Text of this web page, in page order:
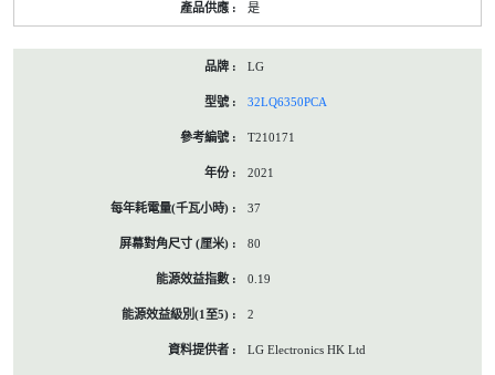
是
LG
32LQ6350PCA
T210171
2021
37
80
0.19
2
LG Electronics HK Ltd